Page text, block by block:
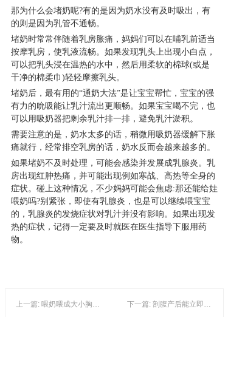
那为什么会堵奶呢?有的是因为奶水没有及时吸出，有
的则是因为乳管不通畅。
堵奶时常常伴随着乳房胀痛，妈妈们可以在哺乳前适当
按摩乳房，使乳液流畅。如果发现乳头上出现小白点，
可以把乳头浸在温热的水中，然后用柔软的棉球(或是
干净的棉柔巾)轻轻摩擦乳头。
堵奶后，最有用的“通奶大法”是让宝宝帮忙，宝宝的强
有力的吮吸能让乳汁流出更顺畅。如果宝宝喝不完，也
可以用吸奶器把剩余乳汁排一排，避免乳汁淤积。
需要注意的是，奶水太多的话，稍微用吸奶器缓解下胀
痛就行，经常排空乳房的话，奶水反而会越来越多的。
如果堵奶不及时处理，可能会感染并发展成乳腺炎。乳
房出现红肿热痛，并可能出现例如寒战、高热等全身的
症状。碰上这种情况，不少妈妈可能会焦虑:那还能给娃
喂奶吗?别紧张，即使有乳腺炎，也是可以继续喂宝宝
的，乳腺炎的发烧症状对乳汁并没有影响。如果出现发
热的症状，记得一定要及时就医在医生指导下服用药
物。
上一篇: 喂奶喂成大小胸，怎么办? 下一篇: 剖腹产后能立即喂奶吗?